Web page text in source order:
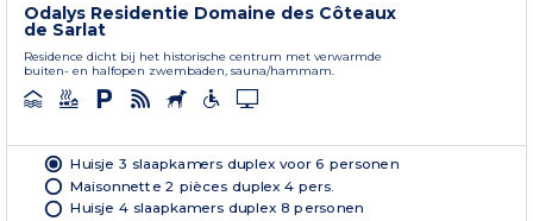
Odalys Residentie Domaine des Côteaux
de Sarlat
Residence dicht bij het historische centrum met verwarmde
buiten- en halfopen zwembaden, sauna/hammam.
Huisje 3 slaapkamers duplex voor 6 personen
Maisonnette 2 pièces duplex 4 pers.
Huisje 4 slaapkamers duplex 8 personen